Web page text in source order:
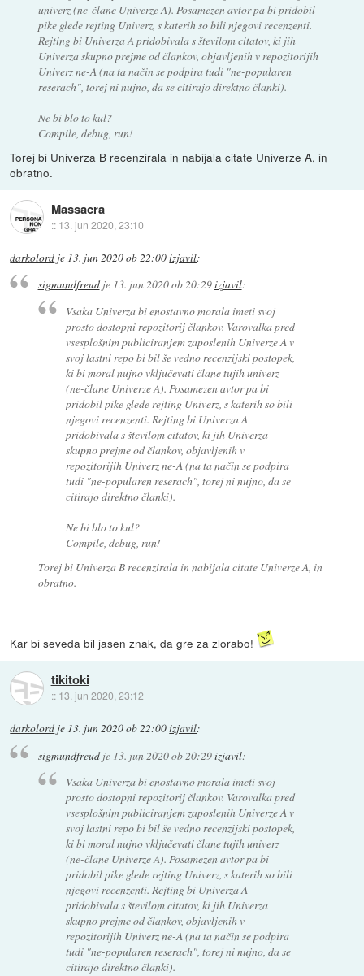
univerz (ne-člane Univerze A). Posamezen avtor pa bi pridobil
pike glede rejting Univerz, s katerih so bili njegovi recenzenti.
Rejting bi Univerza A pridobivala s številom citatov, ki jih
Univerza skupno prejme od člankov, objavljenih v repozitorijih
Univerz ne-A (na ta način se podpira tudi "ne-popularen
reserach", torej ni nujno, da se citirajo direktno članki).
Ne bi blo to kul?
Compile, debug, run!
Torej bi Univerza B recenzirala in nabijala citate Univerze A, in
obratno.
Massacra
:: 13. jun 2020, 23:10
darkolord je 13. jun 2020 ob 22:00izjavil:
sigmundfreudje 13. jun 2020 ob 20:29izjavil:
Vsaka Univerza bi enostavno morala imeti svoj
prosto dostopni repozitorij člankov. Varovalka pred
vsesplošnim publiciranjem zaposlenih Univerze A v
svoj lastni repo bi bil še vedno recenzijski postopek,
ki bi moral nujno vključevati člane tujih univerz
(ne-člane Univerze A). Posamezen avtor pa bi
pridobil pike glede rejting Univerz, s katerih so bili
njegovi recenzenti. Rejting bi Univerza A
pridobivala s številom citatov, ki jih Univerza
skupno prejme od člankov, objavljenih v
repozitorijih Univerz ne-A (na ta način se podpira
tudi "ne-popularen reserach", torej ni nujno, da se
citirajo direktno članki).
Ne bi blo to kul?
Compile, debug, run!
Torej bi Univerza B recenzirala in nabijala citate Univerze A, in
obratno.
Kar bi seveda bil jasen znak, da gre za zlorabo!
tikitoki
:: 13. jun 2020, 23:12
darkolord je 13. jun 2020 ob 22:00izjavil:
sigmundfreudje 13. jun 2020 ob 20:29izjavil:
Vsaka Univerza bi enostavno morala imeti svoj
prosto dostopni repozitorij člankov. Varovalka pred
vsesplošnim publiciranjem zaposlenih Univerze A v
svoj lastni repo bi bil še vedno recenzijski postopek,
ki bi moral nujno vključevati člane tujih univerz
(ne-člane Univerze A). Posamezen avtor pa bi
pridobil pike glede rejting Univerz, s katerih so bili
njegovi recenzenti. Rejting bi Univerza A
pridobivala s številom citatov, ki jih Univerza
skupno prejme od člankov, objavljenih v
repozitorijih Univerz ne-A (na ta način se podpira
tudi "ne-popularen reserach", torej ni nujno, da se
citirajo direktno članki).